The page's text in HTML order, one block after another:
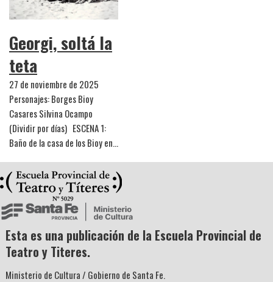
Georgi, soltá la
teta
27 de noviembre de 2025
Personajes: Borges Bioy
Casares Silvina Ocampo
(Dividir por días) ESCENA 1:
Baño de la casa de los Bioy en…
Esta es una publicación de la Escuela Provincial de
Teatro y Titeres.
Ministerio de Cultura / Gobierno de Santa Fe.